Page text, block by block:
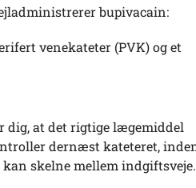
bupivacain:
venekateter (PVK) og et
dig, at det rigtige lægemiddel
dernæst kateteret,
skelne mellem indgiftsveje.